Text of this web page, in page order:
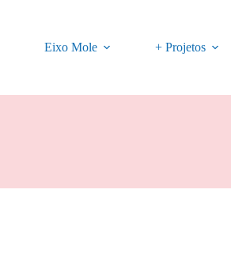
Eixo Mole + Projetos